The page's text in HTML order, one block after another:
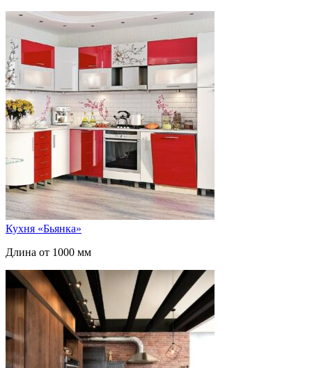
Кухня «Бьянка»
Длина от 1000 мм